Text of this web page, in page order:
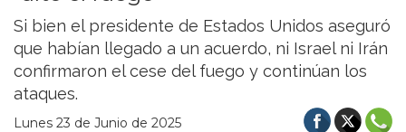
Si bien el presidente de Estados Unidos aseguró
que habían llegado a un acuerdo, ni Israel ni Irán
confirmaron el cese del fuego y continúan los
ataques.
Lunes 23 de Junio de 2025